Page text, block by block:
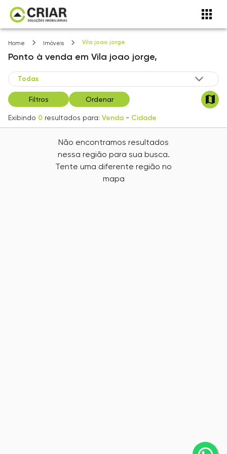
Home Imóveis Vila joao jorge
Ponto à venda em Vila joao jorge,
Filtros Ordenar
Exibindo 0 resultados para: Venda - Cidade
Não encontramos resultados
nessa região para sua busca.
Tente uma diferente região no
mapa